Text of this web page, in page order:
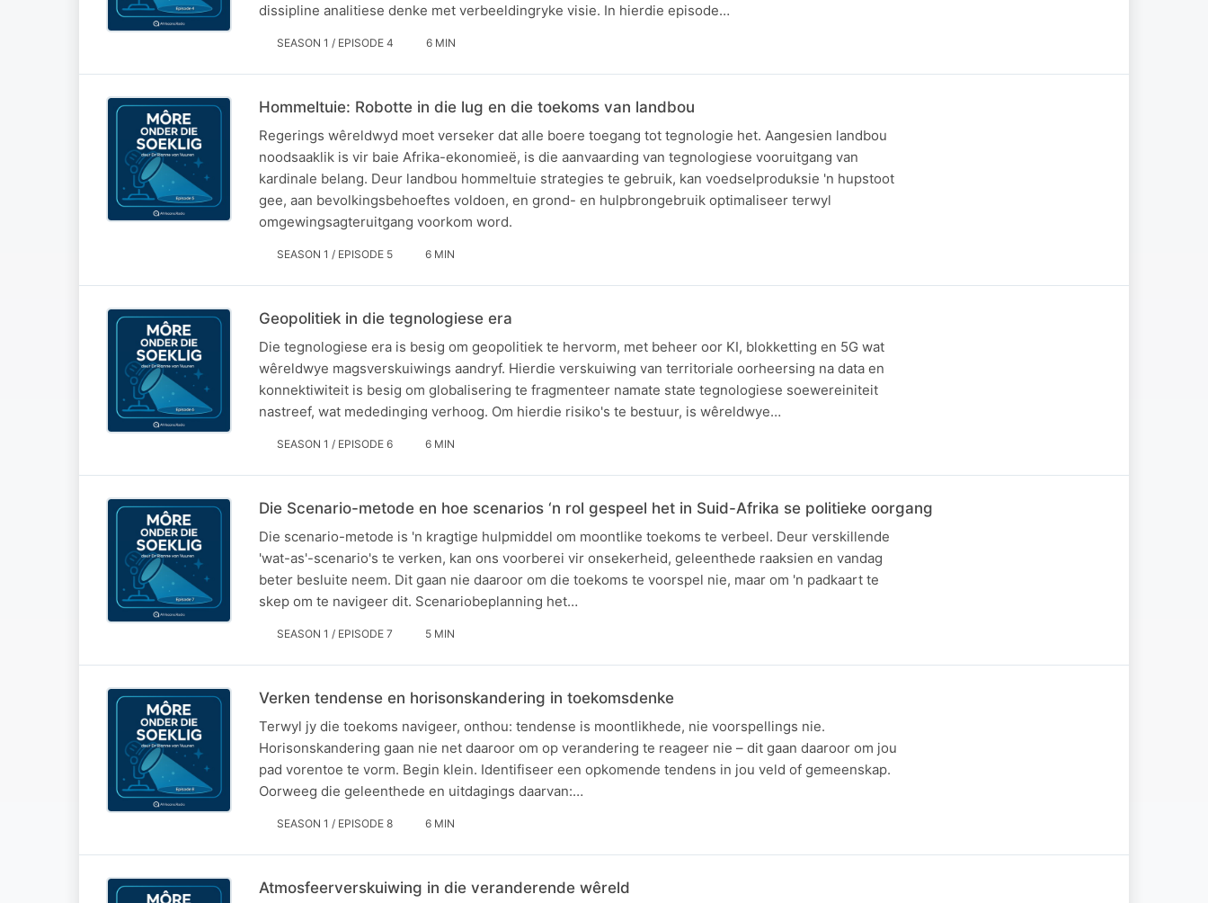
dissipline analitiese denke met verbeeldingryke visie. In hierdie episode…
SEASON 1 / EPISODE 4 6 MIN
Hommeltuie: Robotte in die lug en die toekoms van landbou
Regerings wêreldwyd moet verseker dat alle boere toegang tot tegnologie het. Aangesien landbou
noodsaaklik is vir baie Afrika-ekonomieë, is die aanvaarding van tegnologiese vooruitgang van
kardinale belang. Deur landbou hommeltuie strategies te gebruik, kan voedselproduksie 'n hupstoot
gee, aan bevolkingsbehoeftes voldoen, en grond- en hulpbrongebruik optimaliseer terwyl
omgewingsagteruitgang voorkom word.
SEASON 1 / EPISODE 5 6 MIN
Geopolitiek in die tegnologiese era
Die tegnologiese era is besig om geopolitiek te hervorm, met beheer oor KI, blokketting en 5G wat
wêreldwye magsverskuiwings aandryf. Hierdie verskuiwing van territoriale oorheersing na data en
konnektiwiteit is besig om globalisering te fragmenteer namate state tegnologiese soewereiniteit
nastreef, wat mededinging verhoog. Om hierdie risiko's te bestuur, is wêreldwye…
SEASON 1 / EPISODE 6 6 MIN
Die Scenario-metode en hoe scenarios ‘n rol gespeel het in Suid-Afrika se politieke oorgang
Die scenario-metode is 'n kragtige hulpmiddel om moontlike toekoms te verbeel. Deur verskillende
'wat-as'-scenario's te verken, kan ons voorberei vir onsekerheid, geleenthede raaksien en vandag
beter besluite neem. Dit gaan nie daaroor om die toekoms te voorspel nie, maar om 'n padkaart te
skep om te navigeer dit. Scenariobeplanning het…
SEASON 1 / EPISODE 7 5 MIN
Verken tendense en horisonskandering in toekomsdenke
Terwyl jy die toekoms navigeer, onthou: tendense is moontlikhede, nie voorspellings nie.
Horisonskandering gaan nie net daaroor om op verandering te reageer nie – dit gaan daaroor om jou
pad vorentoe te vorm. Begin klein. Identifiseer een opkomende tendens in jou veld of gemeenskap.
Oorweeg die geleenthede en uitdagings daarvan:…
SEASON 1 / EPISODE 8 6 MIN
Atmosfeerverskuiwing in die veranderende wêreld